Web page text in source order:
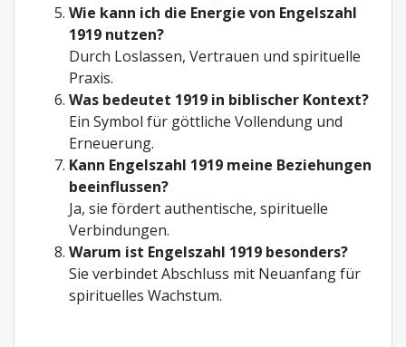
Wie kann ich die Energie von Engelszahl
1919 nutzen?
Durch Loslassen, Vertrauen und spirituelle
Praxis.
Was bedeutet 1919 in biblischer Kontext?
Ein Symbol für göttliche Vollendung und
Erneuerung.
Kann Engelszahl 1919 meine Beziehungen
beeinflussen?
Ja, sie fördert authentische, spirituelle
Verbindungen.
Warum ist Engelszahl 1919 besonders?
Sie verbindet Abschluss mit Neuanfang für
spirituelles Wachstum.